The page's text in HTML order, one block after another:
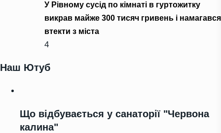
У Рівному сусід по кімнаті в гуртожитку
викрав майже 300 тисяч гривень і намагався
втекти з міста
4
Наш Ютуб
Що відбувається у санаторії "Червона
калина"